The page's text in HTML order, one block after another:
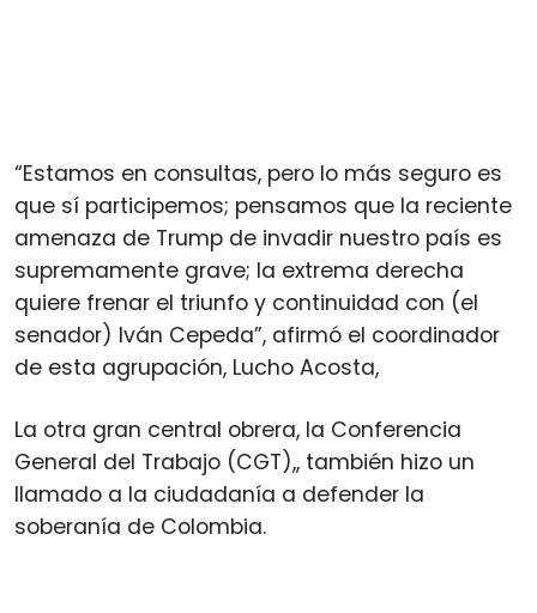
“Estamos en consultas, pero lo más seguro es
que sí participemos; pensamos que la reciente
amenaza de Trump de invadir nuestro país es
supremamente grave; la extrema derecha
quiere frenar el triunfo y continuidad con (el
senador) Iván Cepeda”, afirmó el coordinador
de esta agrupación, Lucho Acosta,
La otra gran central obrera, la Conferencia
General del Trabajo (CGT),, también hizo un
llamado a la ciudadanía a defender la
soberanía de Colombia.